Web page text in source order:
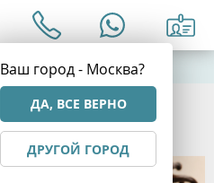
Ваш город - Москва?
ДА, ВСЕ ВЕРНО
ДРУГОЙ ГОРОД